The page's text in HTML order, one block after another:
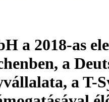
a 2018-as
a
a T-